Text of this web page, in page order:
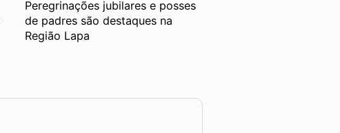
Peregrinações jubilares e posses
de padres são destaques na
Região Lapa